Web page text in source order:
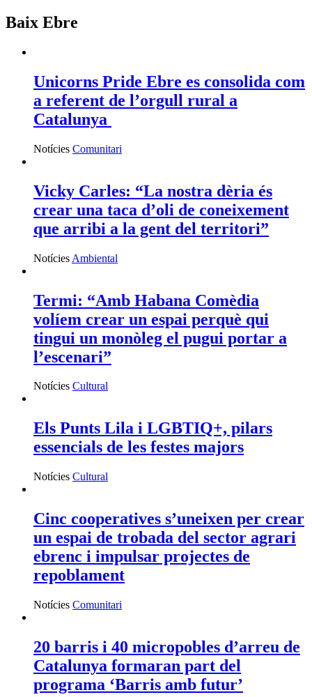
Baix Ebre
Unicorns Pride Ebre es consolida com
a referent de l’orgull rural a
Catalunya
Notícies Comunitari
Vicky Carles: “La nostra dèria és
crear una taca d’oli de coneixement
que arribi a la gent del territori”
Notícies Ambiental
Termi: “Amb Habana Comèdia
volíem crear un espai perquè qui
tingui un monòleg el pugui portar a
l’escenari”
Notícies Cultural
Els Punts Lila i LGBTIQ+, pilars
essencials de les festes majors
Notícies Cultural
Cinc cooperatives s’uneixen per crear
un espai de trobada del sector agrari
ebrenc i impulsar projectes de
repoblament
Notícies Comunitari
20 barris i 40 micropobles d’arreu de
Catalunya formaran part del
programa ‘Barris amb futur’